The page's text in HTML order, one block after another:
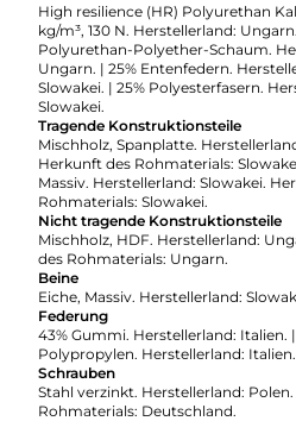
High resilience (HR) Polyurethan
kg/m³, 130 N. Herstellerland:
Polyurethan-Polyether-Schaum.
Ungarn. | 25% Entenfedern.
Slowakei. | 25% Polyesterfasern.
Slowakei.
Tragende Konstruktionsteile
Mischholz, Spanplatte.
Herkunft des Rohmaterials:
Massiv. Herstellerland: Slowakei.
Rohmaterials: Slowakei.
Nicht tragende Konstruktionsteile
Mischholz, HDF. Herstellerland:
des Rohmaterials: Ungarn.
Beine
Eiche, Massiv. Herstellerland:
Federung
43% Gummi. Herstellerland: Italien. |
Polypropylen. Herstellerland: Italien.
Schrauben
Stahl verzinkt. Herstellerland:
Rohmaterials: Deutschland.